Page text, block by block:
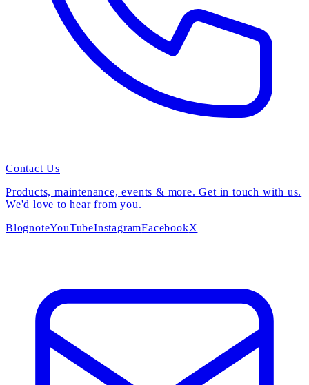
Contact Us
Products, maintenance, events & more. Get in touch with us.
We'd love to hear from you.
BlognoteYouTubeInstagramFacebookX